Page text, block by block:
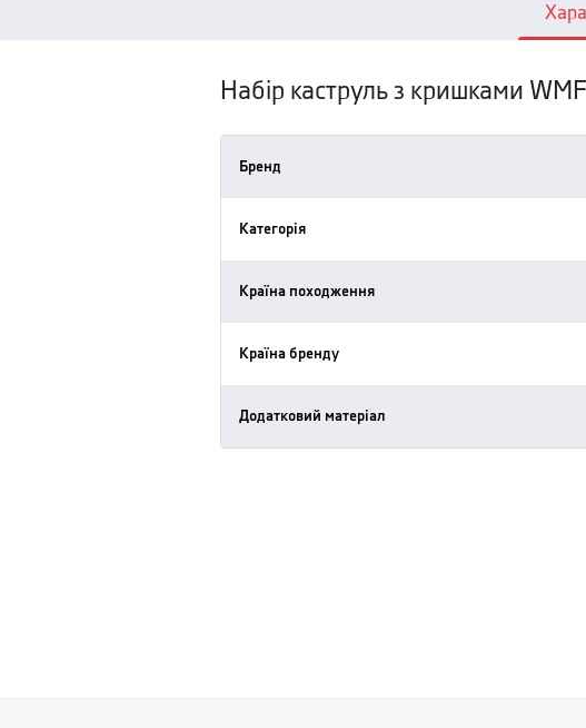
Набір каструль з кришками
Бренд
Категорія
Країна походження
Країна бренду
Додатковий матеріал